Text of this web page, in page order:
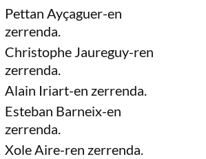
Pettan Ayçaguer-en
zerrenda.
Christophe Jaureguy-ren
zerrenda.
Alain Iriart-en zerrenda.
Esteban Barneix-en
zerrenda.
Xole Aire-ren zerrenda.